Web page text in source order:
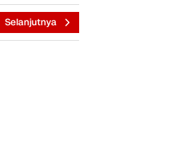
Selanjutnya